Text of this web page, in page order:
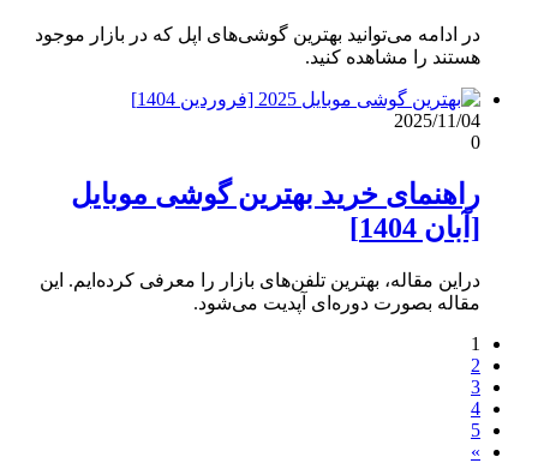
در ادامه می‌توانید بهترین گوشی‌های اپل که در بازار موجود
هستند را مشاهده کنید.
2025/11/04
0
راهنمای خرید بهترین گوشی موبایل
[آبان 1404]
دراین مقاله، بهترین تلفن‌های بازار را معرفی کرده‌ایم. این
مقاله بصورت دوره‌ای آپدیت می‌شود.
1
2
3
4
5
»